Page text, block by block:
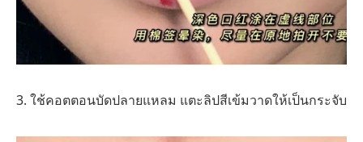
3. ใช้คอตตอนบัดปลายแหลม แตะลิปสีเข้มวาดให้เป็นกระจับ